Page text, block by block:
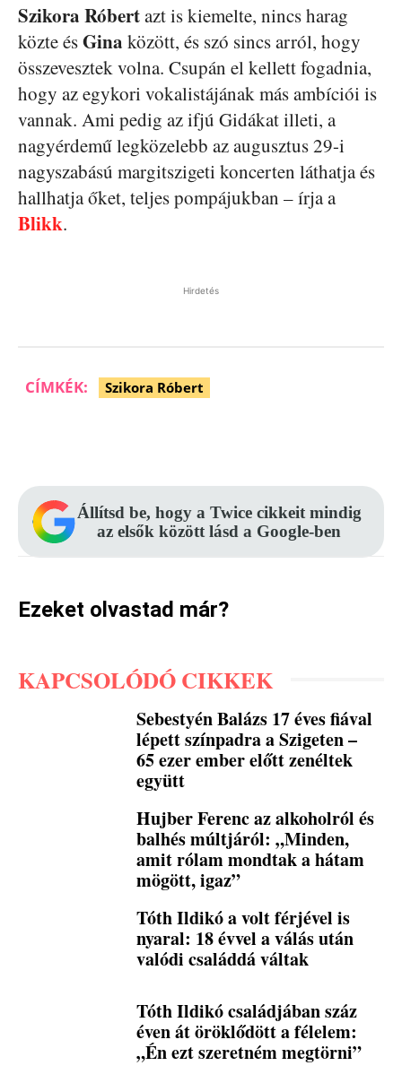
Szikora Róbertazt is kiemelte, nincs harag
közte ésGina között, és szó sincs arról, hogy
összevesztek volna. Csupán el kellett fogadnia,
hogy az egykori vokalistájának más ambíciói is
vannak. Ami pedig az ifjú Gidákat illeti, a
nagyérdemű legközelebb az augusztus 29-i
nagyszabású margitszigeti koncerten láthatja és
hallhatja őket, teljes pompájukban – írja a
Blikk.
Hirdetés
CÍMKÉK: Szikora Róbert
Állítsd be, hogy a Twice cikkeit mindig
az elsők között lásd a Google-ben
Ezeket olvastad már?
KAPCSOLÓDÓ CIKKEK
Sebestyén Balázs 17 éves fiával
lépett színpadra a Szigeten –
65 ezer ember előtt zenéltek
együtt
Hujber Ferenc az alkoholról és
balhés múltjáról: „Minden,
amit rólam mondtak a hátam
mögött, igaz”
Tóth Ildikó a volt férjével is
nyaral: 18 évvel a válás után
valódi családdá váltak
Tóth Ildikó családjában száz
éven át öröklődött a félelem:
„Én ezt szeretném megtörni”